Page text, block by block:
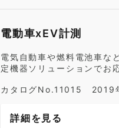
電動車xEV計測
電気自動車や燃料電池車な
定機器ソリューションでお
カタログNo.11015 2019
詳細を見る